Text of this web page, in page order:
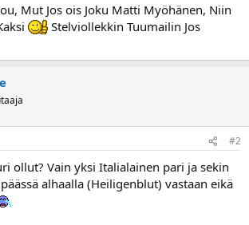
Mut Jos ois Joku Matti Myöhänen, Niin
Stelviollekkin Tuumailin Jos
#2
ollut? Vain yksi Italialainen pari ja sekin
alhaalla (Heiligenblut) vastaan eikä